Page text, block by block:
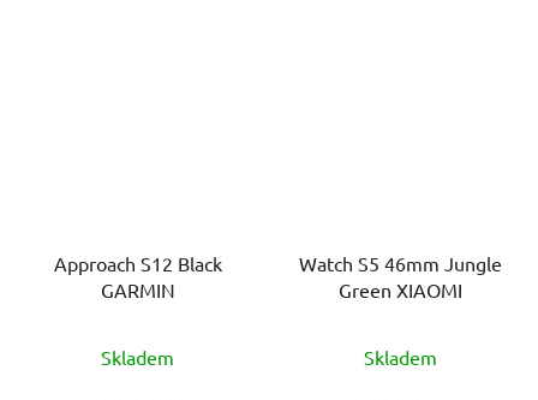
Approach S12 Black
GARMIN
Skladem
Watch S5 46mm Jungle
Green XIAOMI
Skladem